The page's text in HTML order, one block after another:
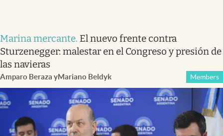
Marina mercante. El nuevo frente contra
Sturzenegger: malestar en el Congreso y presión de
las navieras
Amparo Beraza yMariano Beldyk Members